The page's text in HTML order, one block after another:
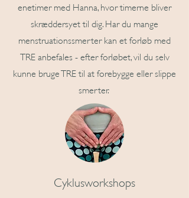
enetimer med Hanna, hvor timerne bliver
skræddersyet til dig. Har du mange
menstruationssmerter kan et forløb med
TRE anbefales - efter forløbet, vil du selv
kunne bruge TRE til at forebygge eller slippe
smerter.
Cyklusworkshops